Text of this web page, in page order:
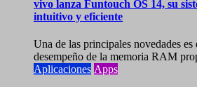
vivo lanza Funtouch OS 14, su
intuitivo y eficiente
Una de las principales novedades
desempeño de la memoria RAM
Aplicaciones Apps